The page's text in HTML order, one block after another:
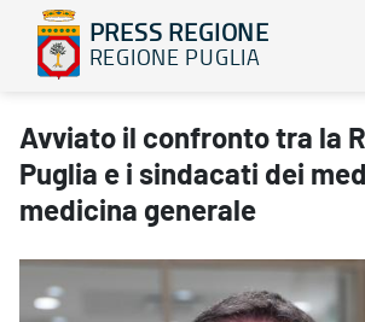
PRESS REGIONE
REGIONE PUGLIA
Avviato il confronto tra la Regione Puglia e i
Avviato il confronto tra la
Puglia e i sindacati dei
medicina generale